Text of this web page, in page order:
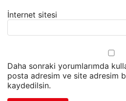
İnternet sitesi
Daha sonraki yorumlarımda
posta adresim ve site adresim
kaydedilsin.